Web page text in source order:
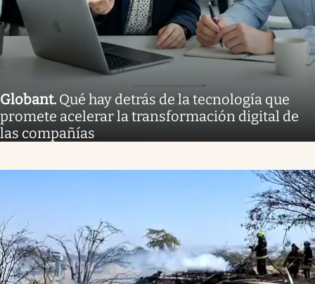
Globant. Qué hay detrás de la tecnología que
promete acelerar la transformación digital de
las compañías